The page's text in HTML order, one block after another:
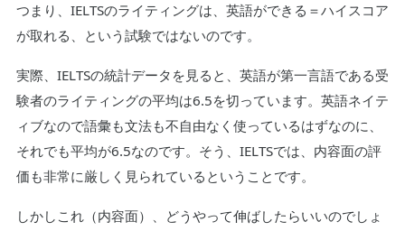
つまり、IELTSのライティングは、英語ができる＝ハイスコア
が取れる、という試験ではないのです。
実際、IELTSの統計データを見ると、英語が第一言語である受
験者のライティングの平均は6.5を切っています。英語ネイテ
ィブなので語彙も文法も不自由なく使っているはずなのに、
それでも平均が6.5なのです。そう、IELTSでは、内容面の評
価も非常に厳しく見られているということです。
しかしこれ（内容面）、どうやって伸ばしたらいいのでしょ